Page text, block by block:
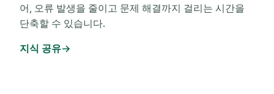
어, 오류 발생을 줄이고 문제 해결까지 걸리는 시간을
단축할 수 있습니다.
지식 공유